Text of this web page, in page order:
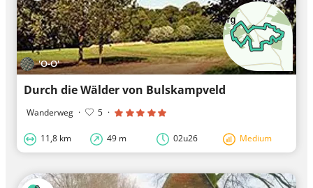
'O-O'
Durch die Wälder von Bulskampveld
Wanderweg · 5 ·
11,8 km 49 m 02u26 Medium